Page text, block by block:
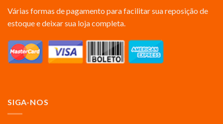
Várias formas de pagamento para facilitar sua reposição de
estoque e deixar sua loja completa.
SIGA-NOS